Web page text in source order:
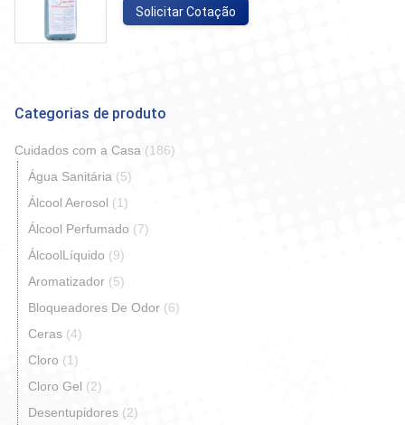
Solicitar Cotação
Categorias de produto
Cuidados com a Casa (186)
Água Sanitária (5)
Álcool Aerosol (1)
Álcool Perfumado (7)
ÁlcoolLíquido (9)
Aromatizador (5)
Bloqueadores De Odor (6)
Ceras (4)
Cloro (1)
Cloro Gel (2)
Desentupidores (2)